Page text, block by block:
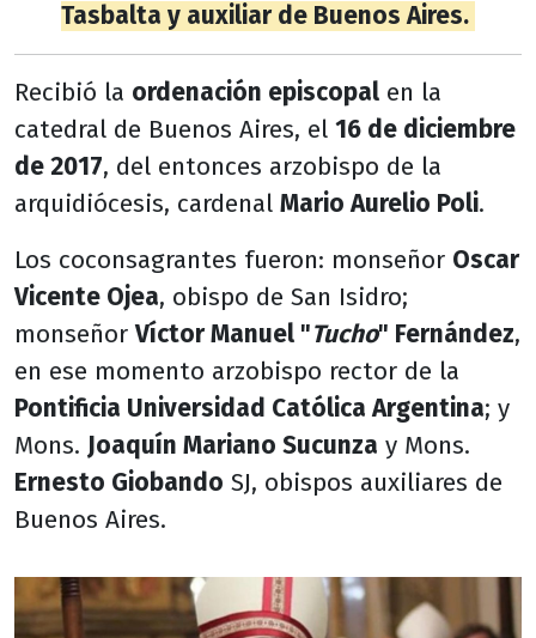
Tasbalta y auxiliar de Buenos Aires.
Recibió la ordenación episcopal en la
catedral de Buenos Aires, el 16 de diciembre
de 2017, del entonces arzobispo de la
arquidiócesis, cardenal Mario Aurelio Poli.
Los coconsagrantes fueron: monseñor Oscar
Vicente Ojea, obispo de San Isidro;
monseñorVíctor Manuel "Tucho" Fernández,
en ese momento arzobispo rector de la
Pontificia Universidad Católica Argentina; y
Mons. Joaquín Mariano Sucunza y Mons.
Ernesto Giobando SJ, obispos auxiliares de
Buenos Aires.